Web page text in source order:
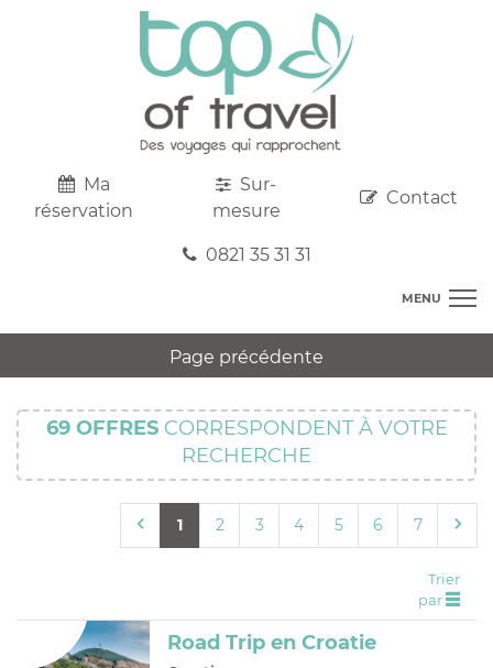
Ma
réservation
Sur-
mesure
Contact
0821 35 31 31
MENU
DESTINATIONS
AU DEPART DE CHEZ VOUS
SEJOURS
CIRCUITS
Page précédente
69 OFFRESCORRESPONDENT À VOTRE
RECHERCHE
1 2 3 4 5 6 7
Trier
par
Road Trip en Croatie